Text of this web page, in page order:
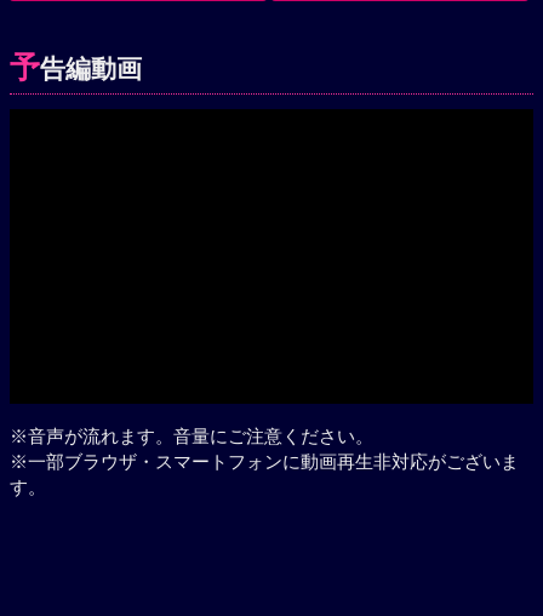
予告編動画
※音声が流れます。音量にご注意ください。
※一部ブラウザ・スマートフォンに動画再生非対応がございま
す。